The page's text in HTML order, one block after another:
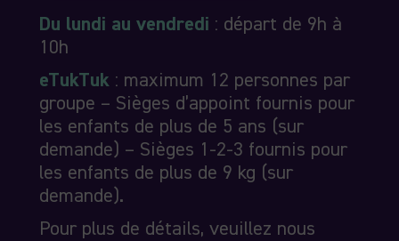
Du lundi au vendredi : départ de 9h à
10h
eTukTuk : maximum 12 personnes par
groupe – Sièges d’appoint fournis pour
les enfants de plus de 5 ans (sur
demande) – Sièges 1-2-3 fournis pour
les enfants de plus de 9 kg (sur
demande).
Pour plus de détails, veuillez nous